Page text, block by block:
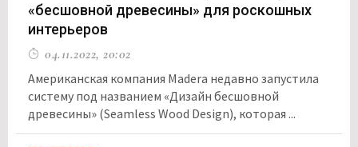
«бесшовной древесины» для роскошных
интерьеров
04.11.2022, 20:02
Американская компания Madera недавно запустила
систему под названием «Дизайн бесшовной
древесины» (Seamless Wood Design), которая ...